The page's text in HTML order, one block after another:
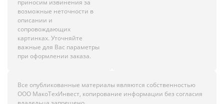
приносим извинения за
возможные неточности в
описании и
сопровождающих
картинках. Уточняйте
важные для Вас параметры
при оформлении заказа.
Все опубликованные материалы являются собственностью
ООО МакоТехИнвест, копирование информации без согласия